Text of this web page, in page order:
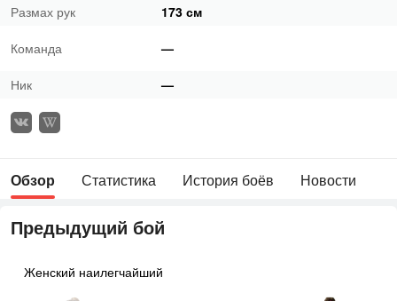
Размах рук 173 см
Команда —
Ник —
Обзор Статистика История боёв Новости
Предыдущий бой
Женский наилегчайший